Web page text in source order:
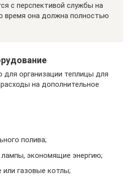
с перспективой службы на
время она должна полностью
для организации теплицы для
на дополнительное
полива;
лампы, экономящие энергию;
или газовые котлы;